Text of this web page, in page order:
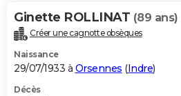
Ginette ROLLINAT (89 ans)
Créer une cagnotte obsèques
Naissance
29/07/1933 à Orsennes (Indre)
Décès